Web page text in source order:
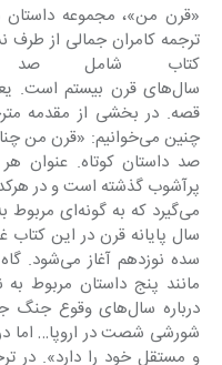
«قرن من»، مجموعه داستان
ترجمه کامران جمالی از
کتاب شامل صد
سال‌های قرن بیستم است.
قصه. در بخشی از مقدمه
صد داستان کوتاه. عنوان
پرآشوب گذشته است و در
سال پایانه قرن در این
مانند پنج داستان مربوط
درباره سال‌های
شورشی شصت در اروپا… اما
و مستقل خود را دارد». در